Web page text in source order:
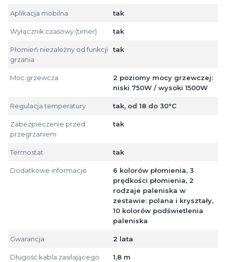
Aplikacja mobilna tak
Wyłącznik czasowy (timer) tak
Płomień niezależny od funkcji
grzania
tak
Moc grzewcza
2 poziomy mocy grzewczej:
niski 750W / wysoki 1500W
Regulacja temperatury tak, od 18 do 30°C
Zabezpieczenie przed
przegrzaniem
tak
Termostat tak
Dodatkowe informacje
6 kolorów płomienia, 3
prędkości płomienia, 2
rodzaje paleniska w
zestawie: polana i kryształy,
10 kolorów podświetlenia
paleniska
Gwarancja 2 lata
Długość kabla zasilającego 1,8 m